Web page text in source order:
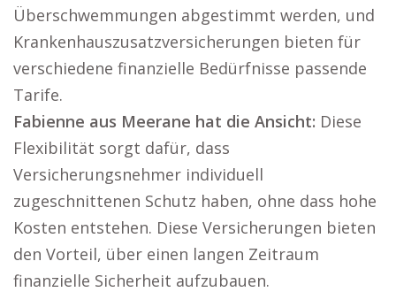
Überschwemmungen abgestimmt werden, und
Krankenhauszusatzversicherungen bieten für
verschiedene finanzielle Bedürfnisse passende
Tarife.
Fabienne aus Meerane hat die Ansicht: Diese
Flexibilität sorgt dafür, dass
Versicherungsnehmer individuell
zugeschnittenen Schutz haben, ohne dass hohe
Kosten entstehen. Diese Versicherungen bieten
den Vorteil, über einen langen Zeitraum
finanzielle Sicherheit aufzubauen.